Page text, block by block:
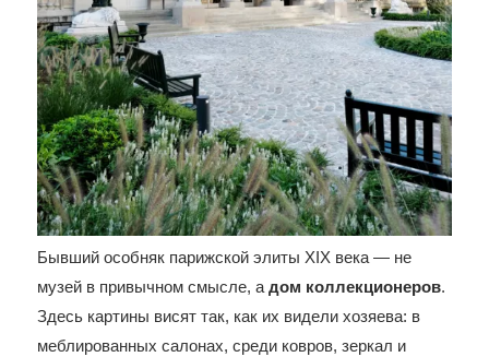
Бывший особняк парижской элиты XIX века — не
музей в привычном смысле, адом коллекционеров.
Здесь картины висят так, как их видели хозяева: в
меблированных салонах, среди ковров, зеркал и